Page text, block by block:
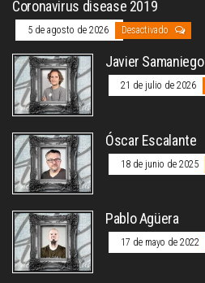
Coronavirus disease 2019
5 de agosto de 2026 Desactivado
Javier Samaniego
21 de julio de 2026
Óscar Escalante
18 de junio de 2025
Pablo Agüera
17 de mayo de 2022